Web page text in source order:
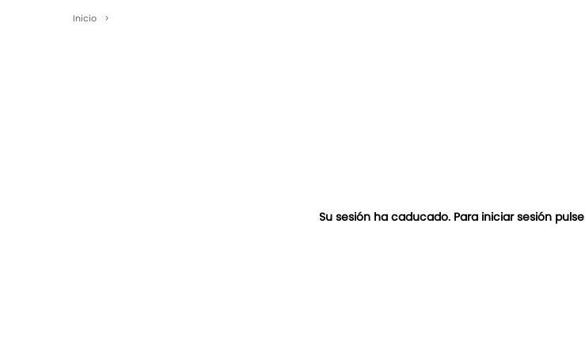
Inicio >
Su sesión ha caducado. Para iniciar sesión pulse